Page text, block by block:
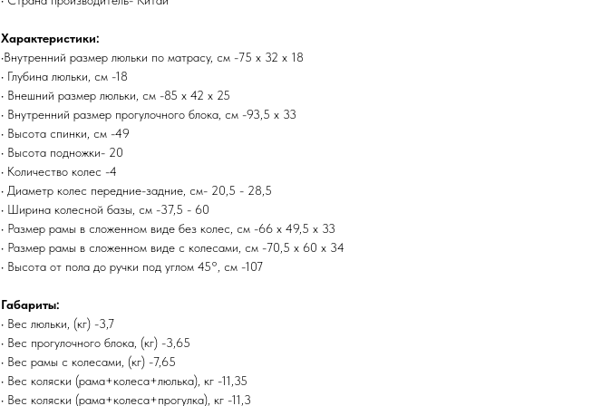
Характеристики:
•Внутренний размер люльки по матрасу, см -75 х 32 х 18
• Глубина люльки, см -18
• Внешний размер люльки, см -85 х 42 х 25
• Внутренний размер прогулочного блока, см -93,5 х 33
• Высота спинки, см -49
• Высота подножки- 20
• Количество колес -4
• Диаметр колес передние-задние, см- 20,5 - 28,5
• Ширина колесной базы, см -37,5 - 60
• Размер рамы в сложенном виде без колес, см -66 х 49,5 х 33
• Размер рамы в сложенном виде с колесами, см -70,5 х 60 х 34
• Высота от пола до ручки под углом 45°, см -107
Габариты:
• Вес люльки, (кг) -3,7
• Вес прогулочного блока, (кг) -3,65
• Вес рамы с колесами, (кг) -7,65
• Вес коляски (рама+колеса+люлька), кг -11,35
• Вес коляски (рама+колеса+прогулка), кг -11,3